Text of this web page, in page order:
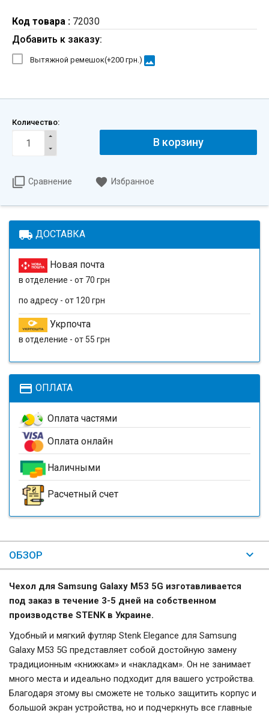
Код товара : 72030
Добавить к заказу:
Вытяжной ремешок(+200 грн.) image
Количество:
В корзину
Сравнение Избранное
local_shipping ДОСТАВКА
Новая почта
в отделение - от 70 грн
по адресу - от 120 грн
Укрпочта
в отделение - от 55 грн
payment ОПЛАТА
Оплата частями
Оплата онлайн
Наличными
Расчетный счет
ОБЗОР
Чехол для Samsung Galaxy M53 5G изготавливается
под заказ в течение 3-5 дней на собственном
производстве STENK в Украине.
Удобный и мягкий футляр Stenk Elegance для Samsung
Galaxy M53 5G представляет собой достойную замену
традиционным «книжкам» и «накладкам». Он не занимает
много места и идеально подходит для вашего устройства.
Благодаря этому вы сможете не только защитить корпус и
большой экран устройства, но и подчеркнуть все главные